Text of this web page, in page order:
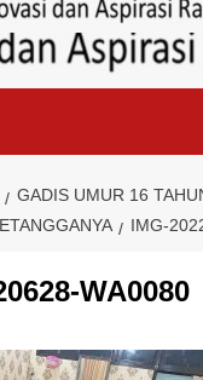
GADIS UMUR 16
IMG-
WA0080